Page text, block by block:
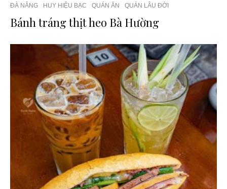
ĐÀ NẴNG HUY HIỆU BẠC QUÁN ĂN QUÁN LÂU ĐỜI
Bánh tráng thịt heo Bà Hường